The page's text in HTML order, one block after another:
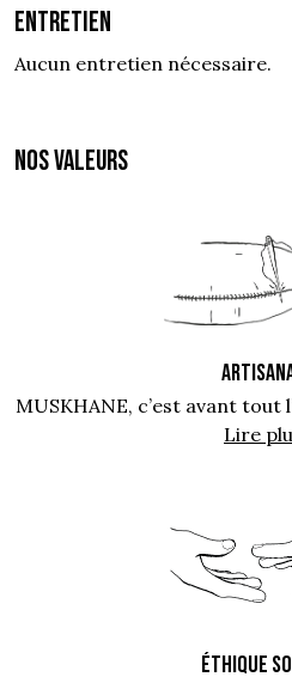
Entretien
Aucun entretien nécessaire.
NOS VALEURS
MUSKHANE, c’est avant tout
Lire
ÉTHIQUE